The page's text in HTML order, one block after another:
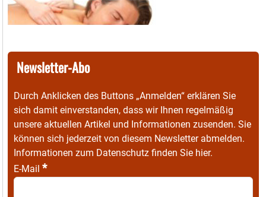
Newsletter-Abo
Durch Anklicken des Buttons „Anmelden“ erklären Sie
sich damit einverstanden, dass wir Ihnen regelmäßig
unsere aktuellen Artikel und Informationen zusenden. Sie
können sich jederzeit von diesem Newsletter abmelden.
Informationen zum Datenschutz finden Sie hier.
E-Mail *